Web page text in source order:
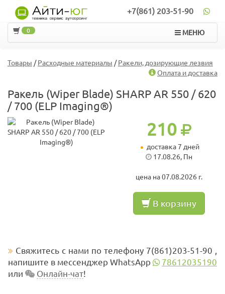
+7(861) 203-51-90
МЕНЮ
0
Товары /Расходные материалы /Ракели, дозирующие лезвия
Оплата и доставка
Ракель (Wiper Blade) SHARP AR 550 / 620
/ 700 (ELP Imaging®)
210
доставка 7 дней
17.08.26, Пн
цена на 07.08.2026 г.
В корзину
Свяжитесь с нами по телефону 7(861)203-51-90 ,
напишите в мессенджер WhatsApp
78612035190
или
Онлайн-чат!